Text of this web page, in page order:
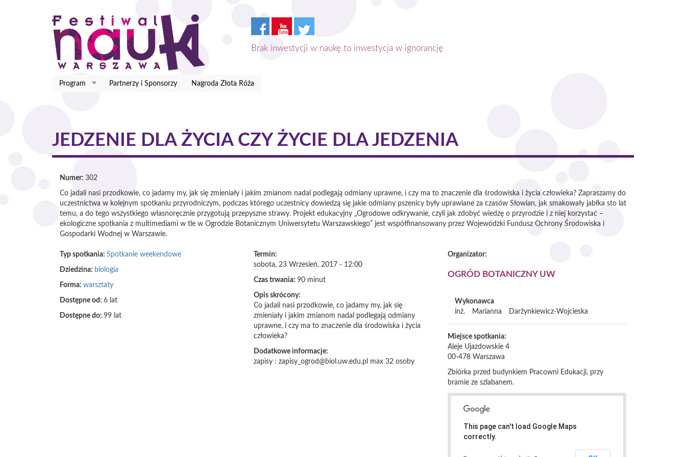
Brak inwestycji w naukę to inwestycja w ignorancję
Program Partnerzy i Sponsorzy Nagroda Złota Róża
JEDZENIE DLA ŻYCIA CZY ŻYCIE DLA JEDZENIA
Numer: 302
Co jadali nasi przodkowie, co jadamy my, jak się zmieniały i jakim zmianom nadal podlegają odmiany uprawne, i czy ma to znaczenie dla środowiska i życia człowieka? Zapraszamy do
uczestnictwa w kolejnym spotkaniu przyrodniczym, podczas którego uczestnicy dowiedzą się jakie odmiany pszenicy były uprawiane za czasów Słowian, jak smakowały jabłka sto lat
temu, a do tego wszystkiego własnoręcznie przygotują przepyszne strawy. Projekt edukacyjny „Ogrodowe odkrywanie, czyli jak zdobyć wiedzę o przyrodzie i z niej korzystać –
ekologiczne spotkania z multimediami w tle w Ogrodzie Botanicznym Uniwersytetu Warszawskiego” jest współfinansowany przez Wojewódzki Fundusz Ochrony Środowiska i
Gospodarki Wodnej w Warszawie.
Typ spotkania: Spotkanie weekendowe
Dziedzina: biologia
Forma: warsztaty
Dostępne od: 6 lat
Dostępne do: 99 lat
Termin:
sobota, 23 Wrzesień, 2017 - 12:00
Czas trwania: 90 minut
Opis skrócony:
Co jadali nasi przodkowie, co jadamy my, jak się
zmieniały i jakim zmianom nadal podlegają odmiany
uprawne, i czy ma to znaczenie dla środowiska i życia
człowieka?
Dodatkowe informacje:
zapisy : zapisy_ogrod@biol.uw.edu.pl max 32 osoby
Organizator:
OGRÓD BOTANICZNY UW
Wykonawca
inż.
Marianna Darżynkiewicz-Wojcieska
Miejsce spotkania:
Aleje Ujazdowskie 4
00-478 Warszawa
Zbiórka przed budynkiem Pracowni Edukacji, przy
bramie ze szlabanem.
This page can't load Google Maps
correctly.